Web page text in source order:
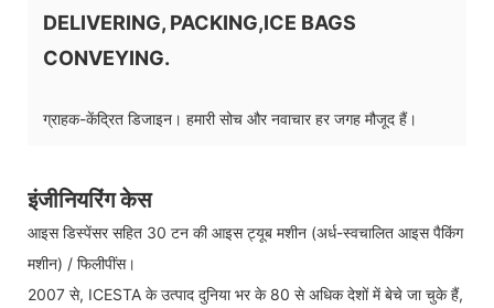
DELIVERING, PACKING,ICE BAGS
CONVEYING.
ग्राहक-केंद्रित डिजाइन। हमारी सोच और नवाचार हर जगह मौजूद हैं।
इंजीनियरिंग केस
आइस डिस्पेंसर सहित 30 टन की आइस ट्यूब मशीन (अर्ध-स्वचालित आइस पैकिंग
मशीन) / फिलीपींस।
2007 से, ICESTA के उत्पाद दुनिया भर के 80 से अधिक देशों में बेचे जा चुके हैं,